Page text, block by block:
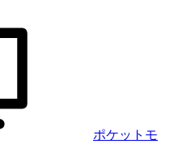
ポケットモ